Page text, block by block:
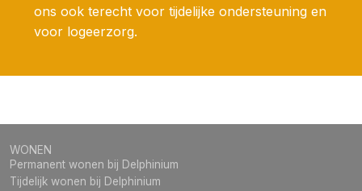
ons ook terecht voor tijdelijke ondersteuning en
voor logeerzorg.
WONEN
Permanent wonen bij Delphinium
Tijdelijk wonen bij Delphinium